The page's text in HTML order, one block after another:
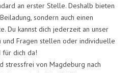
an erster Stelle. Deshalb bieten
sondern auch einen
Du kannst dich jederzeit an unser
und Fragen stellen oder individuelle
für dich da!
stressfrei von Magdeburg nach